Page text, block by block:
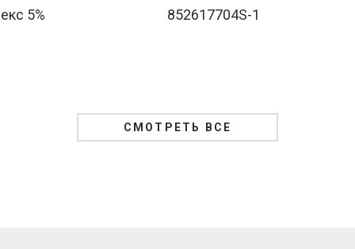
852617704S-1
5%
СМОТРЕТЬ ВСЕ